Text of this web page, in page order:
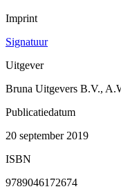
Imprint
Signatuur
Uitgever
Bruna Uitgevers B.V.,
Publicatiedatum
20 september 2019
ISBN
9789046172674